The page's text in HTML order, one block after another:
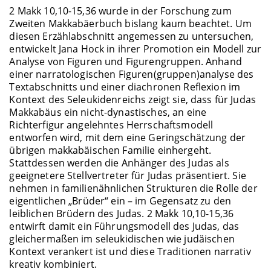
2 Makk 10,10-15,36 wurde in der Forschung zum
Zweiten Makkabäerbuch bislang kaum beachtet. Um
diesen Erzählabschnitt angemessen zu untersuchen,
entwickelt Jana Hock in ihrer Promotion ein Modell zur
Analyse von Figuren und Figurengruppen. Anhand
einer narratologischen Figuren(gruppen)analyse des
Textabschnitts und einer diachronen Reflexion im
Kontext des Seleukidenreichs zeigt sie, dass für Judas
Makkabäus ein nicht-dynastisches, an eine
Richterfigur angelehntes Herrschaftsmodell
entworfen wird, mit dem eine Geringschätzung der
übrigen makkabäischen Familie einhergeht.
Stattdessen werden die Anhänger des Judas als
geeignetere Stellvertreter für Judas präsentiert. Sie
nehmen in familienähnlichen Strukturen die Rolle der
eigentlichen „Brüder“ ein – im Gegensatz zu den
leiblichen Brüdern des Judas. 2 Makk 10,10-15,36
entwirft damit ein Führungsmodell des Judas, das
gleichermaßen im seleukidischen wie judäischen
Kontext verankert ist und diese Traditionen narrativ
kreativ kombiniert.